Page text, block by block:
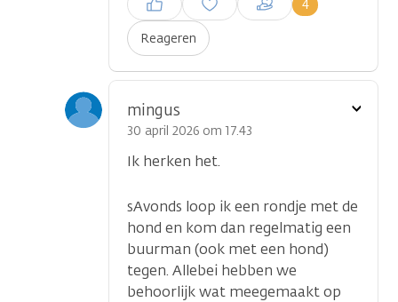
Reageren
4
plaatsen
mingus
30 april 2026 om 17.43
Ik herken het.
sAvonds loop ik een rondje met de
hond en kom dan regelmatig een
buurman (ook met een hond)
tegen. Allebei hebben we
behoorlijk wat meegemaakt op
Toon